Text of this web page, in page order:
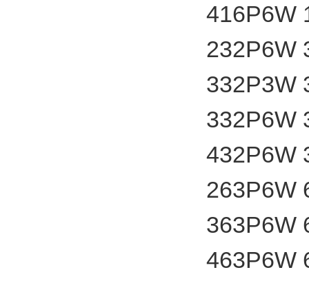
416P6W
232P6W
332P3W
332P6W
432P6W
263P6W
363P6W
463P6W